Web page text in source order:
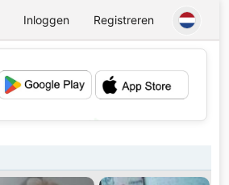
Inloggen Registreren
💕